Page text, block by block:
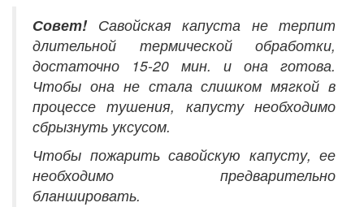
Совет!Савойская капуста не терпит
длительной термической обработки,
достаточно 15-20 мин. и она готова.
Чтобы она не стала слишком мягкой в
процессе тушения, капусту необходимо
сбрызнуть уксусом.
Чтобы пожарить савойскую капусту, ее
необходимо предварительно
бланшировать.